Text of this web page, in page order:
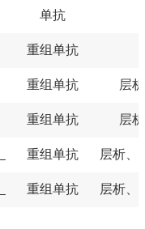
单抗
重组单抗
重组单抗 层析
重组单抗 层析
重组单抗 层析、
重组单抗 层析、